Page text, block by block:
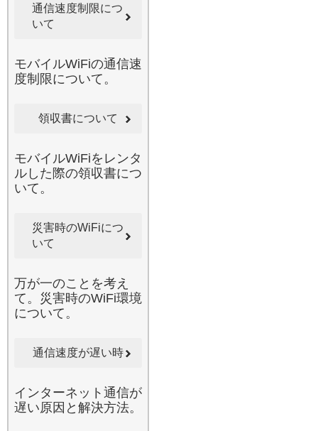
2026.6.3
国内でのレンタル導入実績
ートまであらゆるシーンで
活躍します。当店のルータ
Wi-Fiとは異なり、自分専用
の回線を独占できるため、
定しています。不特定多数
が接続して速度が低下しや
すい駅やカフェのネットワ
なくインターネットをご利
用いただけます。セキュリ
レワークやリモート授業な
どで機密情報を扱う場合で
も安心してお使いいただけ
る設計です。小田原周辺な
移動中の新幹線内でもスム
お届けします。
2026.5.26
通信速度制限につ
いて
モバイルWiFiの通信速
度制限について。
領収書について
モバイルWiFiをレンタ
ルした際の領収書につ
いて。
災害時のWiFiにつ
いて
万が一のことを考え
て。災害時のWiFi環境
について。
通信速度が遅い時
インターネット通信が
遅い原因と解決方法。